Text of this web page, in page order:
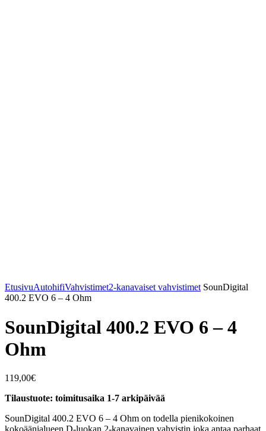
EtusivuAutohifiVahvistimet2-kanavaiset vahvistimet SounDigital
400.2 EVO 6 – 4 Ohm
SounDigital 400.2 EVO 6 – 4
Ohm
119,00€
Tilaustuote: toimitusaika 1-7 arkipäivää
SounDigital 400.2 EVO 6 – 4 Ohm on todella pienikokoinen
kokoäänialueen D-luokan 2-kanavainen vahvistin joka antaa parhaat